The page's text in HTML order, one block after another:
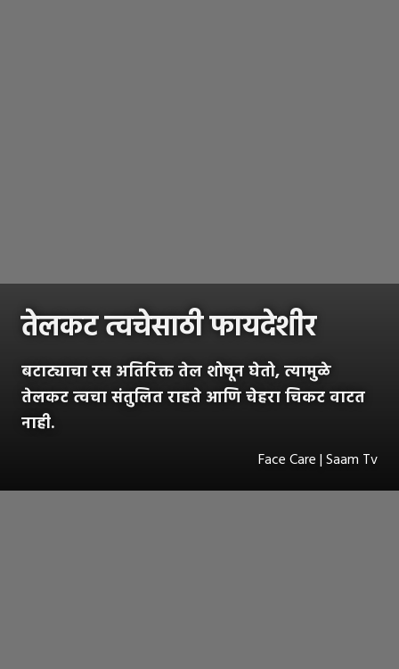
तेलकट त्वचेसाठी फायदेशीर
बटाट्याचा रस अतिरिक्त तेल शोषून घेतो, त्यामुळे
तेलकट त्वचा संतुलित राहते आणि चेहरा चिकट वाटत
नाही.
Face Care | Saam Tv